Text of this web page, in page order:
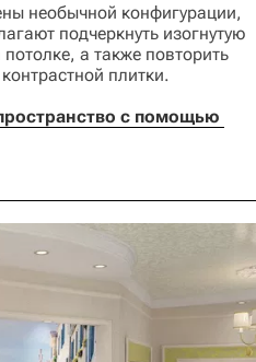
необычной конфигурации,
подчеркнуть изогнутую
а также повторить
плитки.
с помощью